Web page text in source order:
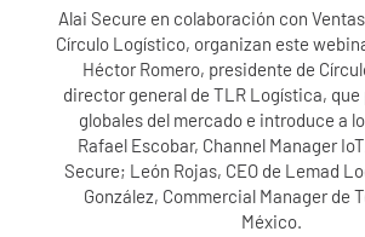
Alai Secure en colaboración con
Círculo Logístico, organizan este
Héctor Romero, presidente de
director general de TLR Logística,
globales del mercado e introduce a
Rafael Escobar, Channel Manager
Secure; León Rojas, CEO de Lemad
González, Commercial Manager de
México.